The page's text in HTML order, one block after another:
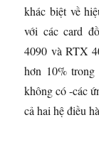
khác biệt về
với các card
4090 và RTX
hơn 10%
không có -các
cả hai hệ điều